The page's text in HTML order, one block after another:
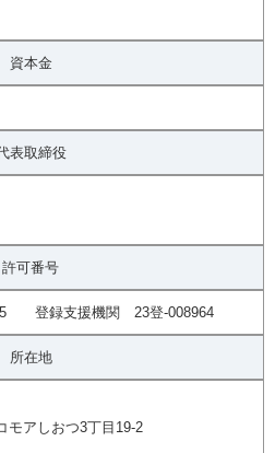
資本金
表取締役
許可番号
登録支援機関 23登-008964
所在地
アしおつ3丁目19-2